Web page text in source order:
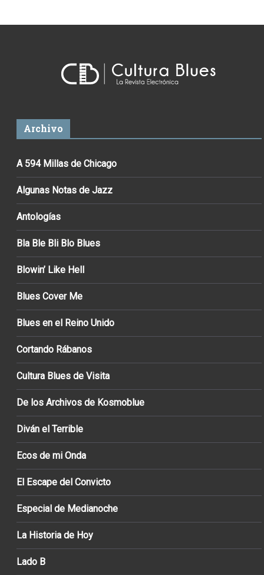
Archivo
A 594 Millas de Chicago
Algunas Notas de Jazz
Antologías
Bla Ble Bli Blo Blues
Blowin’ Like Hell
Blues Cover Me
Blues en el Reino Unido
Cortando Rábanos
Cultura Blues de Visita
De los Archivos de Kosmoblue
Diván el Terrible
Ecos de mi Onda
El Escape del Convicto
Especial de Medianoche
La Historia de Hoy
Lado B